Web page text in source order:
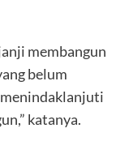
membangun
belum
katanya.